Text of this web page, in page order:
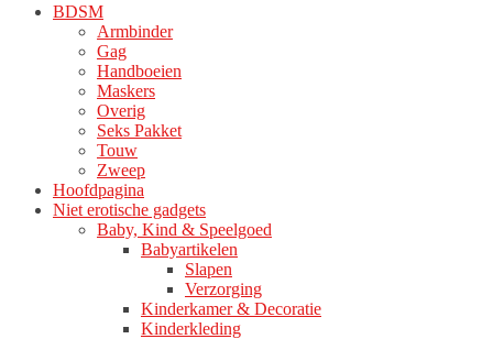
BDSM
Armbinder
Gag
Handboeien
Maskers
Overig
Seks Pakket
Touw
Zweep
Hoofdpagina
Niet erotische gadgets
Baby, Kind & Speelgoed
Babyartikelen
Slapen
Verzorging
Kinderkamer & Decoratie
Kinderkleding